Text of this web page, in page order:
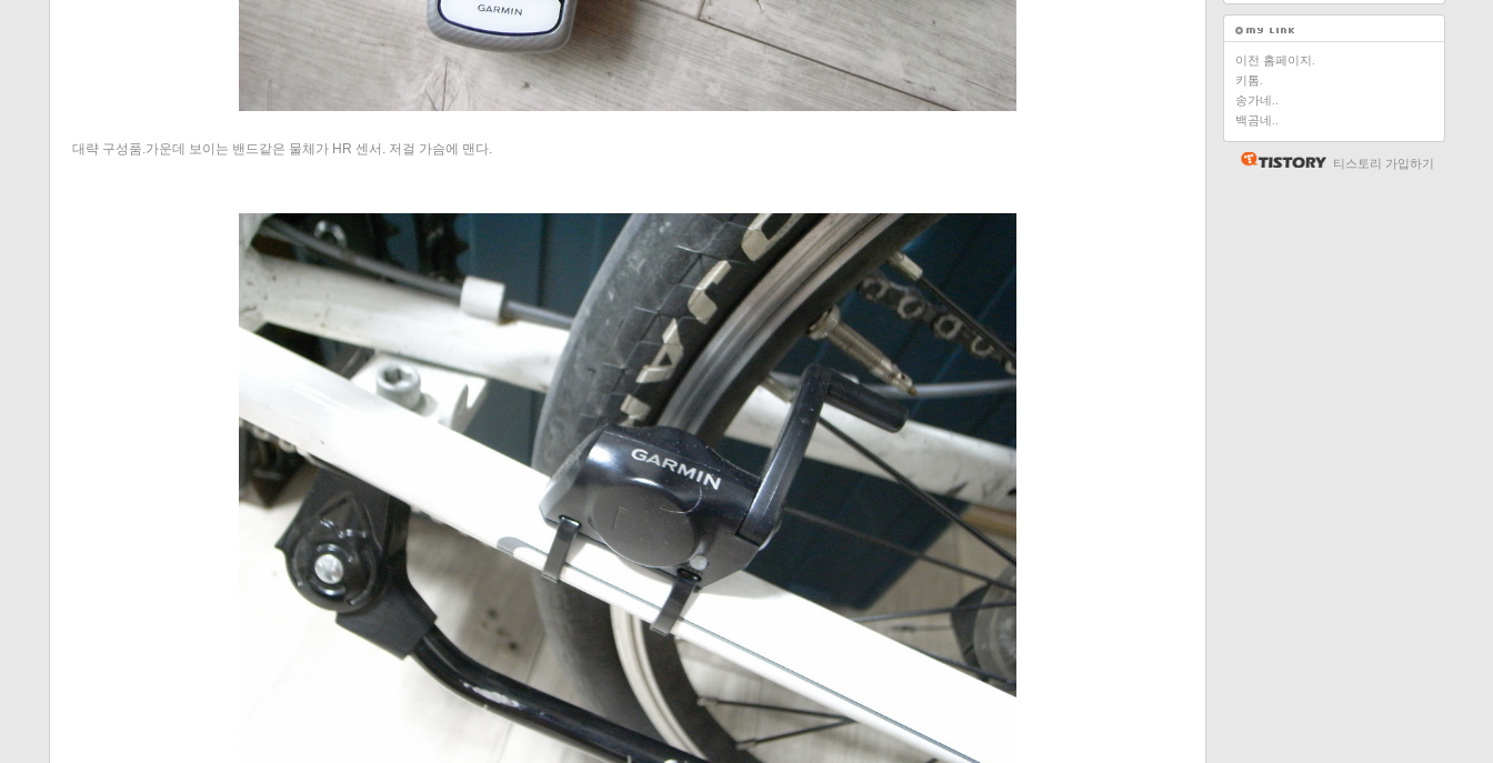
대략 구성품.가운데 보이는 밴드같은 물체가 HR 센서. 저걸 가슴에 맨다.
이전 홈페이지.
키톰.
송가네..
백곰네..
티스토리 가입하기